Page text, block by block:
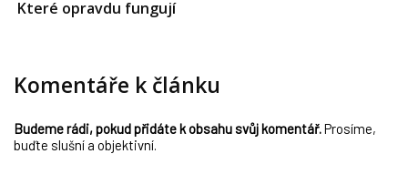
Které opravdu fungují
Komentáře k článku
Budeme rádi, pokud přidáte k obsahu svůj komentář.Prosíme,
buďte slušní a objektivní.